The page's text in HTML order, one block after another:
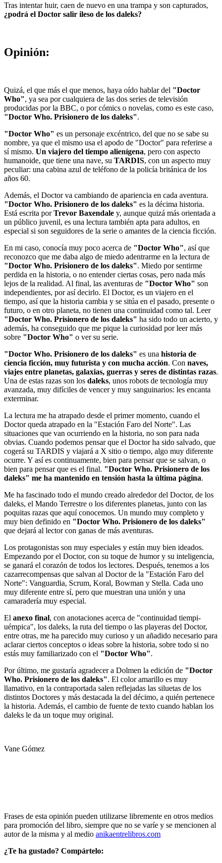
Tras intentar huir, caen de nuevo en una trampa y son capturados,
¿podrá el Doctor salir ileso de los daleks?
Opinión:
Quizá, el que más el que menos, haya oído hablar del "Doctor
Who", ya sea por cualquiera de las dos series de televisión
producidas por la BBC, o por cómics o novelas, como es este caso,
"Doctor Who. Prisionero de los daleks".
"Doctor Who" es un personaje excéntrico, del que no se sabe su
nombre, ya que el mismo usa el apodo de "Doctor" para referirse a
sí mismo. Un viajero del tiempo alienígena, pero con aspecto
humanoide, que tiene una nave, su TARDIS, con un aspecto muy
peculiar: una cabina azul de teléfono de la policía británica de los
años 60.
Además, el Doctor va cambiando de apariencia en cada aventura.
"Doctor Who. Prisionero de los daleks" es la décima historia.
Está escrita porTrevor Baxendale y, aunque quizá más orientada a
un público juvenil, es una lectura también apta para adultos, en
especial si son seguidores de la serie o amantes de la ciencia ficción.
En mi caso, conocía muy poco acerca de "Doctor Who", así que
reconozco que me daba algo de miedo adentrarme en la lectura de
"Doctor Who. Prisionero de los daleks". Miedo por sentirme
perdida en la historia, o no entender ciertas cosas, pero nada más
lejos de la realidad. Al final, las aventuras de "Doctor Who" son
independientes, por así decirlo. El Doctor, es un viajero en el
tiempo, así que la historia cambia y se sitúa en el pasado, presente o
futuro, o en otro planeta, no tienen una continuidad como tal. Leer
"Doctor Who. Prisionero de los daleks" ha sido todo un acierto, y
además, ha conseguido que me pique la curiosidad por leer más
sobre "Doctor Who" o ver su serie.
"Doctor Who. Prisionero de los daleks" es una historia de
ciencia ficción, muy futurista y con mucha acción. Con naves,
viajes entre planetas, galaxias, guerras y seres de distintas razas.
Una de estas razas son los daleks, unos robots de tecnología muy
avanzada, muy difíciles de vencer y muy sanguinarios: les encanta
exterminar.
La lectura me ha atrapado desde el primer momento, cuando el
Doctor queda atrapado en la "Estación Faro del Norte". Las
situaciones que van ocurriendo en la historia, no son para nada
obvias. Cuando podemos pensar que el Doctor ha sido salvado, que
cogerá su TARDIS y viajará a X sitio o tiempo, algo muy diferente
ocurre. Y así es continuamente, bien para pensar que se salvan, o
bien para pensar que es el final. "Doctor Who. Prisionero de los
daleks" me ha mantenido en tensión hasta la última página.
Me ha fascinado todo el mundo creado alrededor del Doctor, de los
daleks, el Mando Terrestre o los diferentes planetas, junto con las
poquitas razas que aquí conocemos. Un mundo muy completo y
muy bien definido en "Doctor Who. Prisionero de los daleks"
que dejará al lector con ganas de más aventuras.
Los protagonistas son muy especiales y están muy bien ideados.
Empezando por el Doctor, con su toque de humor y su inteligencia,
se ganará el corazón de todos los lectores. Después, tenemos a los
cazarrecompensas que salvan al Doctor de la "Estación Faro del
Norte": Vanguardia, Scrum, Koral, Bowman y Stella. Cada uno
muy diferente entre sí, pero que muestran una unión y una
camaradería muy especial.
El anexo final, con anotaciones acerca de "continuidad tiempi-
uémpica", los daleks, la ruta del tiempo o las playeras del Doctor,
entre otras, me ha parecido muy curioso y un añadido necesario para
aclarar ciertos conceptos o ideas sobre la historia, sobre todo si no
estás muy familiarizado con el "Doctor Who".
Por último, me gustaría agradecer a Dolmen la edición de "Doctor
Who. Prisionero de los daleks". El color amarillo es muy
llamativo, en la contraportada salen reflejadas las siluetas de los
distintos Doctores y más destacada la del décimo, a quién pertenece
la historia. Además, el cambio de fuente de texto cuando hablan los
daleks le da un toque muy original.
Vane Gómez
Frases de esta opinión pueden utilizarse libremente en otros medios
para promoción del libro, siempre que no se varíe y se mencionen al
autor de la misma y al medio anikaentrelibros.com
¿Te ha gustado? Compártelo: